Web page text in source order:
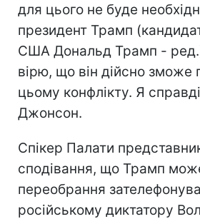
для цього не буде
президент Трамп
США Дональд Трамп -
вірю, що він дійсно зможе
цьому конфлікту. Я
Джонсон.
Спікер Палати
сподівання, що Трамп
переобрання
російському диктатору